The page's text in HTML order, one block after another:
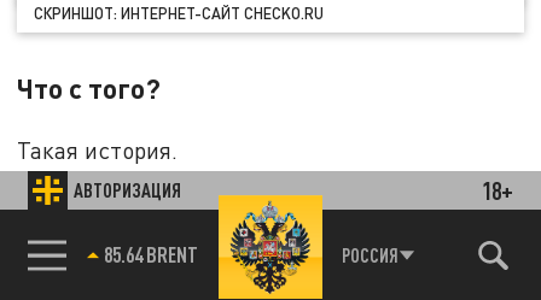
АВТОРИЗАЦИЯ 18+
85.64 BRENT РОССИЯ
СКРИНШОТ: ИНТЕРНЕТ-САЙТ CHECKO.RU
Что с того?
Такая история.
Приезжает в нашу страну воспитанная в
атмосфере русофобии "творческая личность".
При смутных обстоятельствах в юном